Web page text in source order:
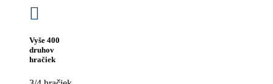
Vyše 400
druhov
hračiek